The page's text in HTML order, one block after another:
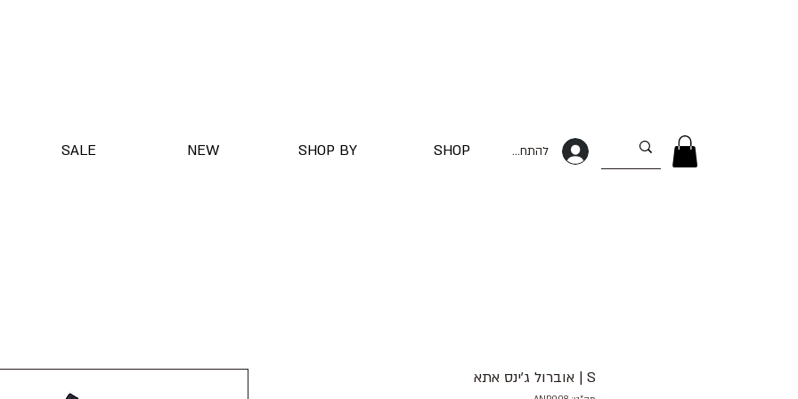
להתחברות SALE NEW SHOP BY SHOP
S | אוברול ג׳ינס אתא